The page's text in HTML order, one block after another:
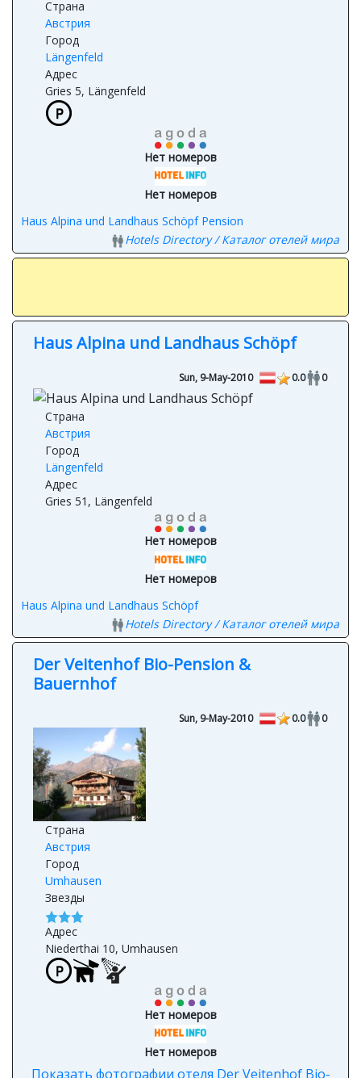
Страна
Австрия
Город
Längenfeld
Адрес
Gries 5, Längenfeld
Нет номеров
Haus Alpina und Landhaus Schöpf Pension
Hotels Directory / Каталог отелей мира
Haus Alpina und Landhaus Schöpf
Sun, 9-May-2010
Страна
Австрия
Город
Längenfeld
Адрес
Нет номеров
Haus Alpina und Landhaus Schöpf
Hotels Directory / Каталог отелей мира
Der Veitenhof Bio-Pension &
Страна
Австрия
Город
Umhausen
Звезды
Адрес
Niederthai 10, Umhausen
Нет номеров
Нет номеров